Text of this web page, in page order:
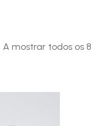
A mostrar todos os